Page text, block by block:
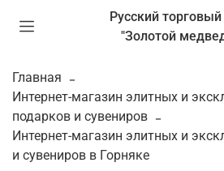
Русский
"Золотой
Главная
Интернет-магазин элитных и
подарков и сувениров
Интернет-магазин элитных и
и сувениров в Горняке